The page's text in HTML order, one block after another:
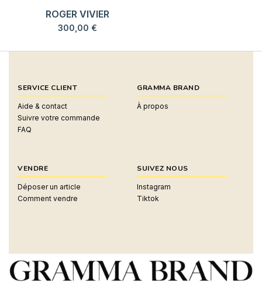
ROGER VIVIER
300,00 €
SERVICE CLIENT
Aide & contact
Suivre votre commande
FAQ
GRAMMA BRAND
À propos
VENDRE
Déposer un article
Comment vendre
SUIVEZ NOUS
Instagram
Tiktok